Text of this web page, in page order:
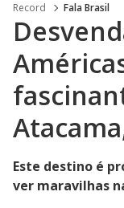
Record Fala Brasil
Este destino é
ver maravilhas